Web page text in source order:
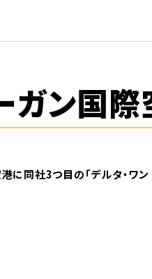
ガン国
に同社3つ目の「デルタ・ワン